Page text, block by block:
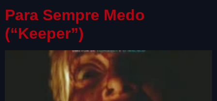
Para Sempre Medo
(“Keeper”)